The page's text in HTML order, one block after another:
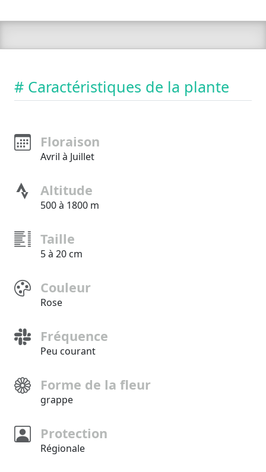
# Caractéristiques de la plante
Floraison
Avril à Juillet
Altitude
500 à 1800 m
Taille
5 à 20 cm
Couleur
Rose
Fréquence
Peu courant
Forme de la fleur
grappe
Protection
Régionale